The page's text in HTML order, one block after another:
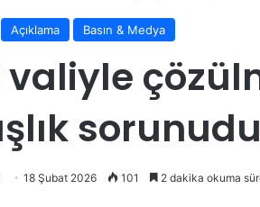
Açıklama Basın & Medya
18 Şubat 2026 101 2 dakika okuma